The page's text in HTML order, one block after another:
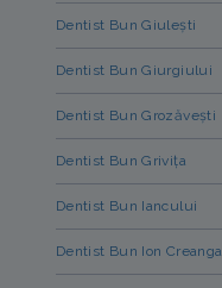
Dentist Bun Giulești
Dentist Bun Giurgiului
Dentist Bun Grozăvești
Dentist Bun Grivița
Dentist Bun Iancului
Dentist Bun Ion Creanga